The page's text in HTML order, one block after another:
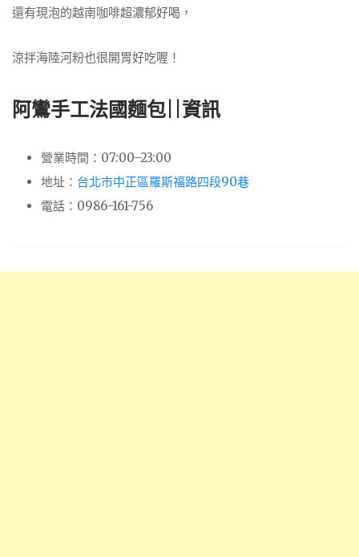
還有現泡的越南咖啡超濃郁好喝，
涼拌海陸河粉也很開胃好吃喔！
阿鸞手工法國麵包||資訊
營業時間：07:00–23:00
地址： 台北市中正區羅斯福路四段90巷
電話：0986-161-756